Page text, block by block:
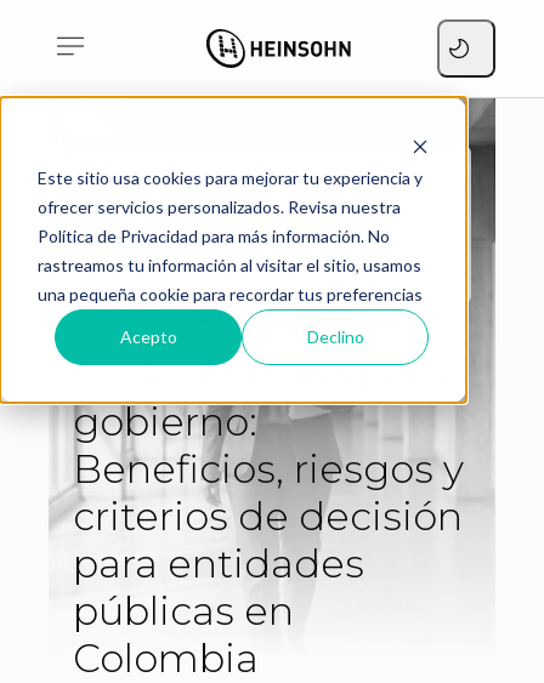
Este sitio usa cookies para mejorar tu experiencia y
ofrecer servicios personalizados. Revisa nuestra
Política de Privacidad para más información. No
rastreamos tu información al visitar el sitio, usamos
una pequeña cookie para recordar tus preferencias
Acepto Declino
Transformación del sector
nómina para gobierno:
Beneficios, riesgos y
criterios de decisión para
entidades públicas en
Colombia
Transformación del
sector nómina para
gobierno:
Beneficios, riesgos y
criterios de decisión
para entidades
públicas en
Colombia